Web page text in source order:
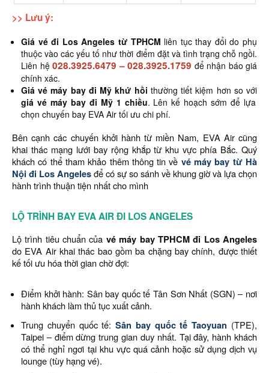
>> Lưu ý:
Giá vé đi Los Angeles từ TPHCM liên tục thay đổi do phụ
thuộc vào các yếu tố như thời điểm đặt và tình trạng chỗ ngồi.
Liên hệ 028.3925.6479 –028.3925.1759 để nhận báo giá
chính xác.
Giá vé máy bay đi Mỹ khứ hồi thường tiết kiệm hơn so với
giá vé máy bay đi Mỹ 1 chiều. Lên kế hoạch sớm để lựa
chọn chuyến bay EVA Air tối ưu chi phí.
Bên cạnh các chuyến khởi hành từ miền Nam, EVA Air cũng
khai thác mạng lưới bay rộng khắp từ khu vực phía Bắc. Quý
khách có thể tham khảo thêm thông tin về vé máy bay từ Hà
Nội đi Los Angelesđể có sự so sánh về khung giờ và lựa chọn
hành trình thuận tiện nhất cho mình
LỘ TRÌNH BAY EVA AIR ĐI LOS ANGELES
Lộ trình tiêu chuẩn của vé máy bay TPHCM đi Los Angeles
do EVA Air khai thác bao gồm ba chặng bay chính, được thiết
kế tối ưu hóa thời gian chờ đợi:
Điểm khởi hành: Sân bay quốc tế Tân Sơn Nhất (SGN) – nơi
hành khách làm thủ tục xuất cảnh.
Trung chuyển quốc tế:Sân bay quốc tế Taoyuan (TPE),
Taipei – điểm dừng trung gian duy nhất. Tại đây, hành khách
có thể nghỉ ngơi tại khu vực quá cảnh hoặc sử dụng dịch vụ
lounge (tùy hạng vé).